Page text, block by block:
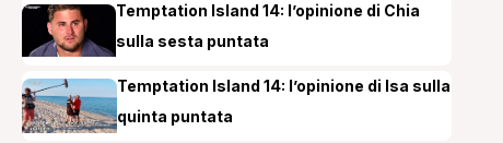
Temptation Island 14: l’opinione di Chia
sulla sesta puntata
Temptation Island 14: l’opinione di Isa sulla
quinta puntata